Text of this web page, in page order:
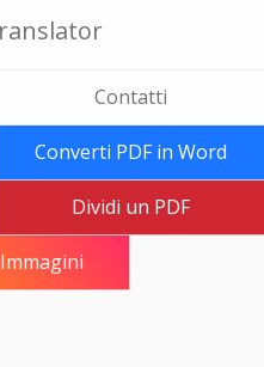
Contatti
Converti PDF in Word
Dividi un PDF